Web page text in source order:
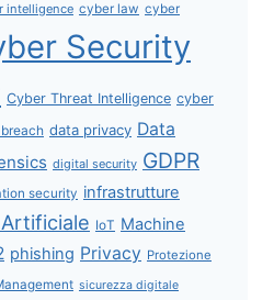
intelligence cyber law cyber
Security
Cyber Threat Intelligence cyber
data privacy Data
digital security GDPR
security infrastrutture
IoT Machine
phishing Privacy Protezione
sicurezza digitale